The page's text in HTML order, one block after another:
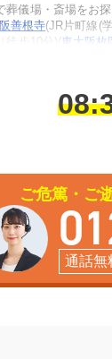
葬儀場・斎場をお
善根寺(JR片町線(
徒歩10分)/ 東大阪枚
日葬・家族葬・一
ご危篤・ご
通話無